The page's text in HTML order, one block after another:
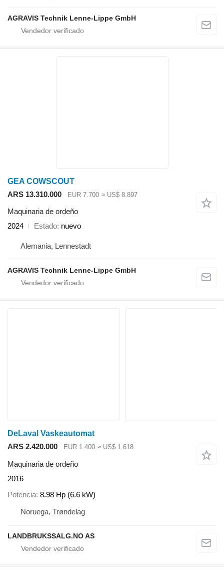
AGRAVIS Technik Lenne-Lippe GmbH
GEA COWSCOUT
ARS 13.310.000
EUR 7.700 ≈ US$ 8.897
Maquinaria de ordeño
2024
Estado nuevo
Alemania, Lennestadt
AGRAVIS Technik Lenne-Lippe GmbH
DeLaval Vaskeautomat
ARS 2.420.000
EUR 1.400 ≈ US$ 1.618
Maquinaria de ordeño
2016
Potencia 8.98 Hp (6.6 kW)
Noruega, Trøndelag
LANDBRUKSSALG.NO AS